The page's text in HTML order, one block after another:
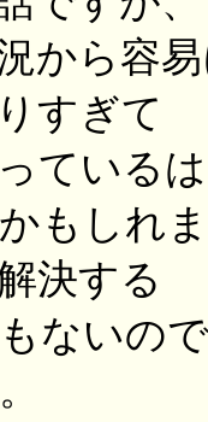
ら容易
すぎて
ている
もしれ
決する
ないの